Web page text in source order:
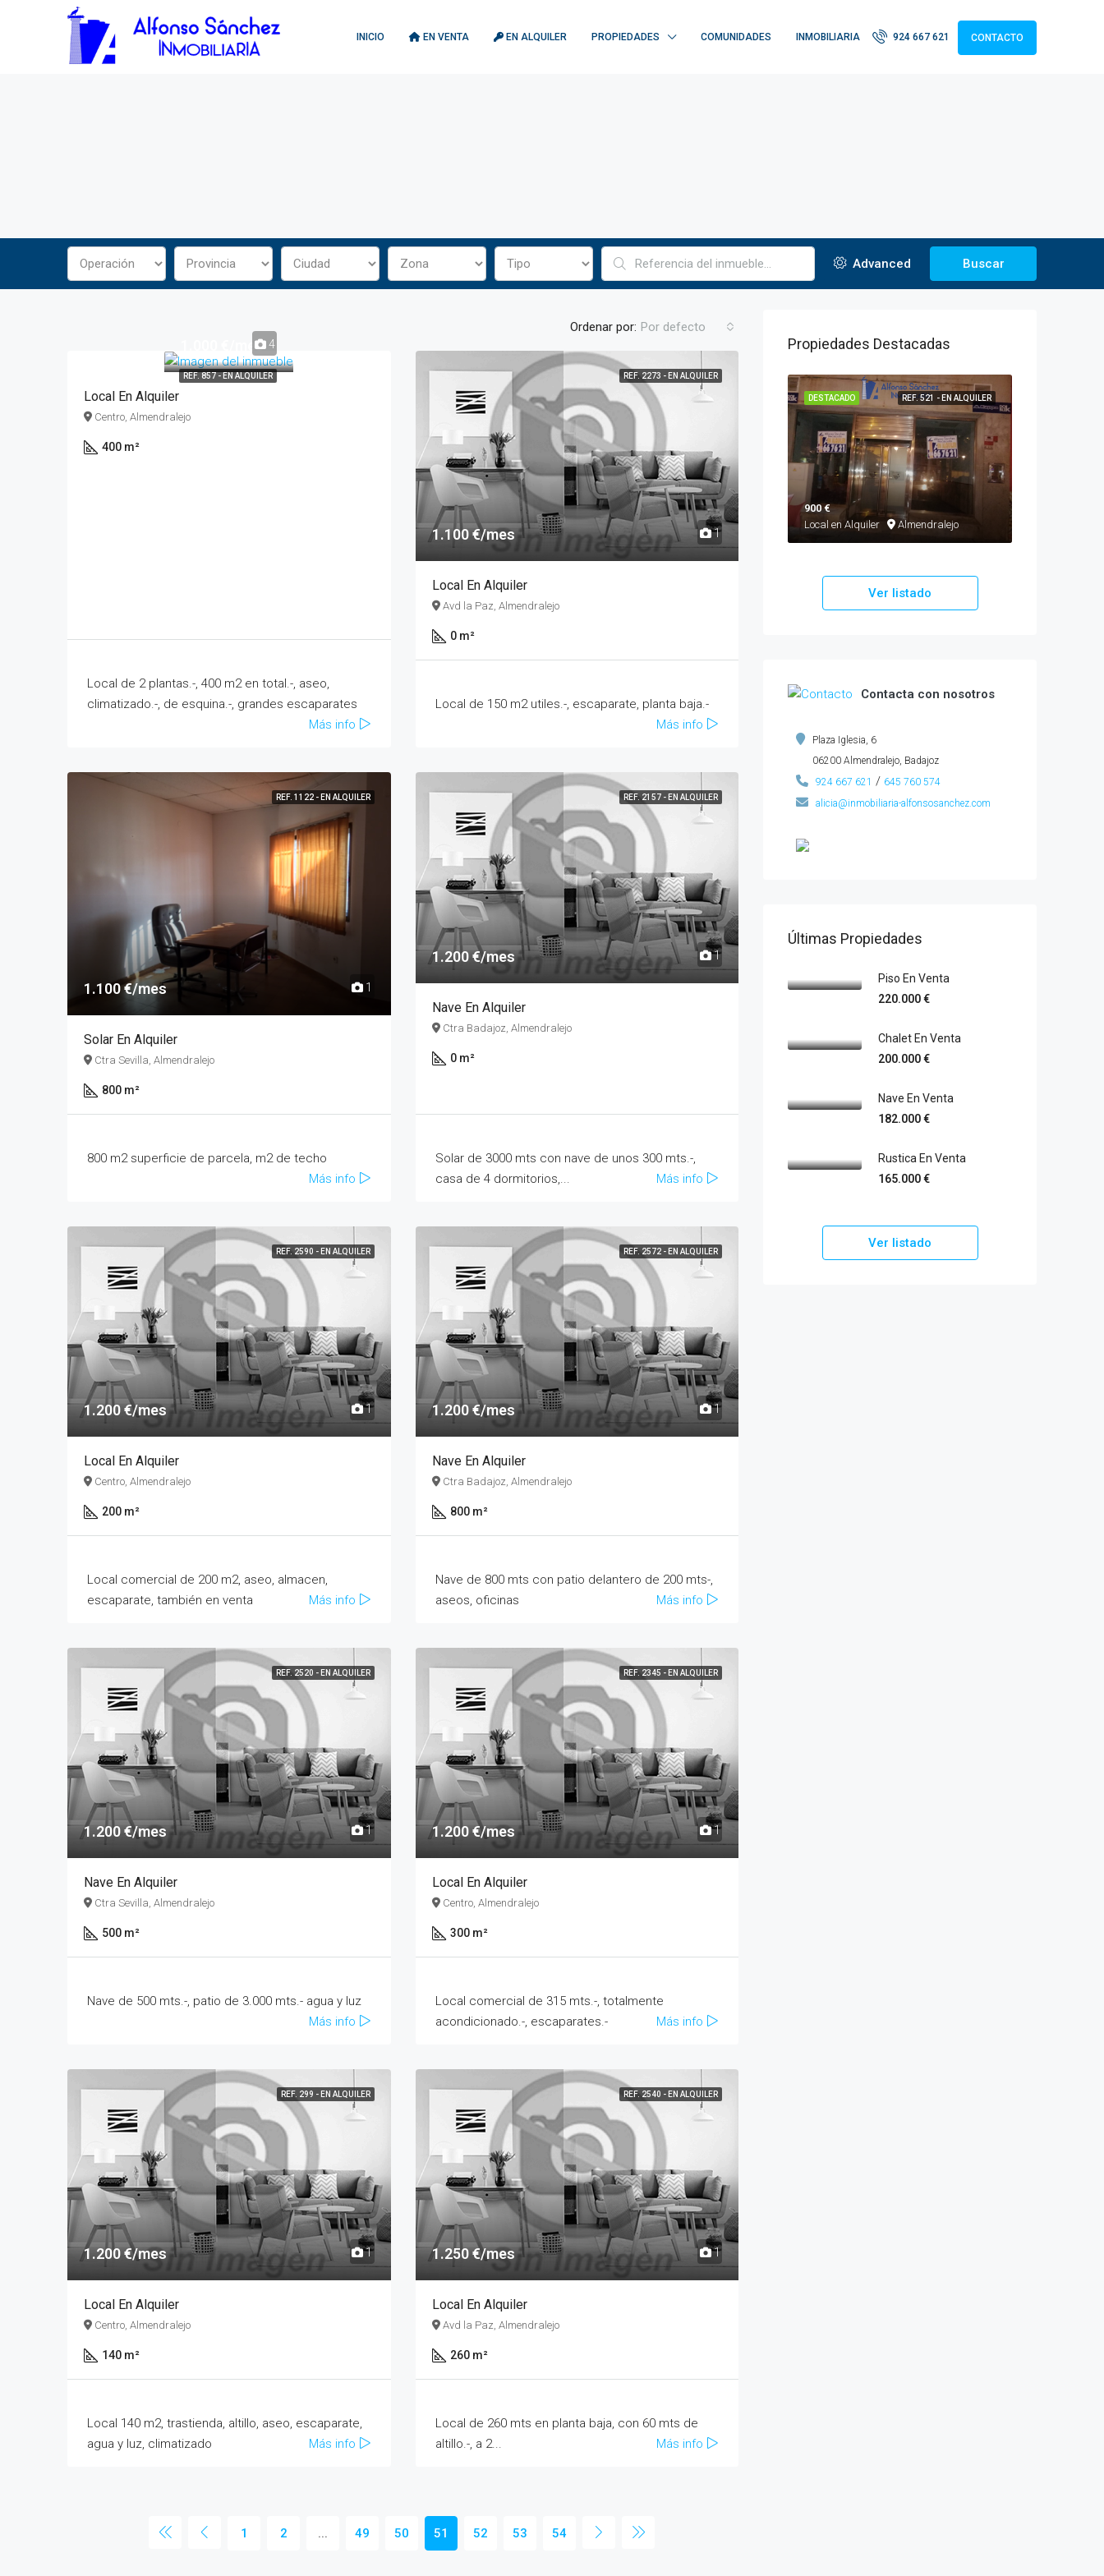
INICIO EN VENTA EN ALQUILER PROPIEDADES COMUNIDADES INMOBILIARIA 924 667 621 CONTACTO
Advanced Buscar
Ordenar por: Por defecto
REF. 857 - EN ALQUILER
1.000 €/mes4
Local En Alquiler
Centro, Almendralejo
400 m²
Local de 2 plantas.-, 400 m2 en total.-, aseo,
climatizado.-, de esquina.-, grandes escaparates
Más info
REF. 2273 - EN ALQUILER
1.100 €/mes 1
Local En Alquiler
Avd la Paz, Almendralejo
0 m²
Local de 150 m2 utiles.-, escaparate, planta baja.-
Más info
REF. 1122 - EN ALQUILER
1.100 €/mes 1
Solar En Alquiler
Ctra Sevilla, Almendralejo
800 m²
800 m2 superficie de parcela, m2 de techo
Más info
REF. 2157 - EN ALQUILER
1.200 €/mes 1
Nave En Alquiler
Ctra Badajoz, Almendralejo
0 m²
Solar de 3000 mts con nave de unos 300 mts.-,
casa de 4 dormitorios,...
Más info
REF. 2590 - EN ALQUILER
1.200 €/mes 1
Local En Alquiler
Centro, Almendralejo
200 m²
Local comercial de 200 m2, aseo, almacen,
escaparate, también en venta
Más info
REF. 2572 - EN ALQUILER
1.200 €/mes 1
Nave En Alquiler
Ctra Badajoz, Almendralejo
800 m²
Nave de 800 mts con patio delantero de 200 mts-,
aseos, oficinas
Más info
REF. 2520 - EN ALQUILER
1.200 €/mes 1
Nave En Alquiler
Ctra Sevilla, Almendralejo
500 m²
Nave de 500 mts.-, patio de 3.000 mts.- agua y luz
Más info
REF. 2345 - EN ALQUILER
1.200 €/mes 1
Local En Alquiler
Centro, Almendralejo
300 m²
Local comercial de 315 mts.-, totalmente
acondicionado.-, escaparates.-
Más info
REF. 299 - EN ALQUILER
1.200 €/mes 1
Local En Alquiler
Centro, Almendralejo
140 m²
Local 140 m2, trastienda, altillo, aseo, escaparate,
agua y luz, climatizado
Más info
REF. 2540 - EN ALQUILER
1.250 €/mes 1
Local En Alquiler
Avd la Paz, Almendralejo
260 m²
Local de 260 mts en planta baja, con 60 mts de
altillo.-, a 2...
Más info
1 2 ... 49 50 51 52 53 54
Propiedades Destacadas
REF. 521 - EN ALQUILER
DESTACADO
900 €
Local en Alquiler
Almendralejo
Ver listado
Contacta con nosotros
Plaza Iglesia, 6
06200 Almendralejo, Badajoz
924 667 621 / 645 760 574
alicia@inmobiliaria-alfonsosanchez.com
Últimas Propiedades
Piso En Venta
220.000 €
Chalet En Venta
200.000 €
Nave En Venta
182.000 €
Rustica En Venta
165.000 €
Ver listado